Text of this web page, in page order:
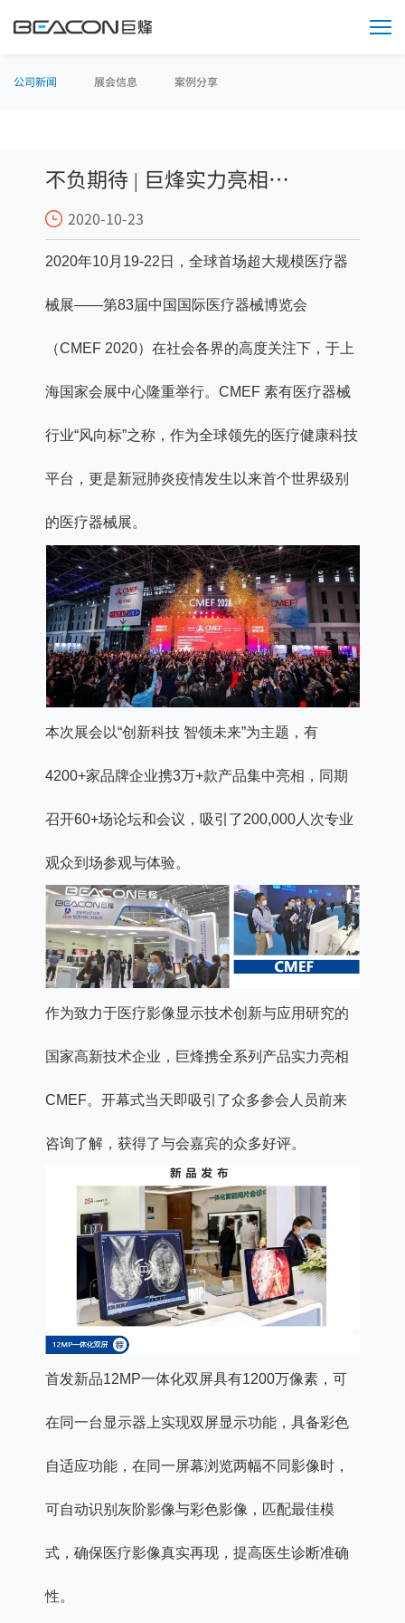
公司新闻 展会信息 案例分享
不负期待 | 巨烽实力亮相
CMEF2020
2020-10-23
2020年10月19-22日，全球首场超大规模医疗器
械展——第83届中国国际医疗器械博览会
（CMEF 2020）在社会各界的高度关注下，于上
海国家会展中心隆重举行。CMEF 素有医疗器械
行业“风向标”之称，作为全球领先的医疗健康科技
平台，更是新冠肺炎疫情发生以来首个世界级别
的医疗器械展。
本次展会以“创新科技 智领未来”为主题，有
4200+家品牌企业携3万+款产品集中亮相，同期
召开60+场论坛和会议，吸引了200,000人次专业
观众到场参观与体验。
作为致力于医疗影像显示技术创新与应用研究的
国家高新技术企业，巨烽携全系列产品实力亮相
CMEF。开幕式当天即吸引了众多参会人员前来
咨询了解，获得了与会嘉宾的众多好评。
首发新品12MP一体化双屏具有1200万像素，可
在同一台显示器上实现双屏显示功能，具备彩色
自适应功能，在同一屏幕浏览两幅不同影像时，
可自动识别灰阶影像与彩色影像，匹配最佳模
式，确保医疗影像真实再现，提高医生诊断准确
性。